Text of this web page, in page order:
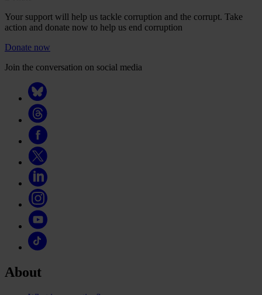
Your support will help us tackle corruption and the corrupt. Take
action and donate now to help us end corruption
Donate now
Join the conversation on social media
About